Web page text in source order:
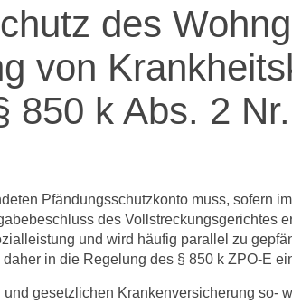
des
von
850 k Abs. 2
Pfändungsschutzkonto muss, sofern
des Vollstreckungsgerichtes
und wird häufig parallel zu
in die Regelung des § 850 k ZPO-E
gesetzlichen Krankenversicherung so-